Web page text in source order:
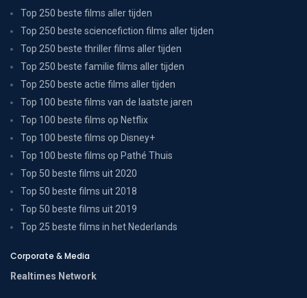
Top 250 beste films aller tijden
Top 250 beste sciencefiction films aller tijden
Top 250 beste thriller films aller tijden
Top 250 beste familie films aller tijden
Top 250 beste actie films aller tijden
Top 100 beste films van de laatste jaren
Top 100 beste films op Netflix
Top 100 beste films op Disney+
Top 100 beste films op Pathé Thuis
Top 50 beste films uit 2020
Top 50 beste films uit 2018
Top 50 beste films uit 2019
Top 25 beste films in het Nederlands
Corporate & Media
Realtimes Network